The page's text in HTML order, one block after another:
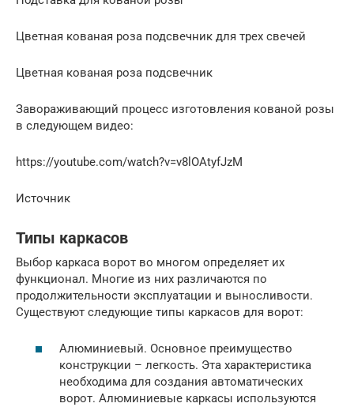
Цветная кованая роза подсвечник для трех свечей
Цветная кованая роза подсвечник
Завораживающий процесс изготовления кованой розы
в следующем видео:
https://youtube.com/watch?v=v8lOAtyfJzM
Источник
Типы каркасов
Выбор каркаса ворот во многом определяет их
функционал. Многие из них различаются по
продолжительности эксплуатации и выносливости.
Существуют следующие типы каркасов для ворот:
Алюминиевый. Основное преимущество
конструкции – легкость. Эта характеристика
необходима для создания автоматических
ворот. Алюминиевые каркасы используются